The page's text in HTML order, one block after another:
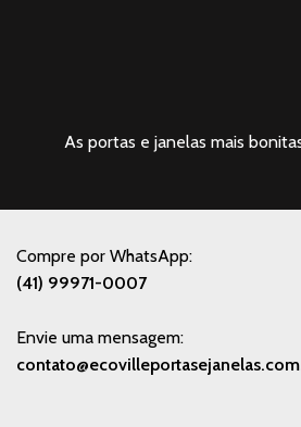
As portas e janelas mais
Compre por WhatsApp:
(41) 99971-0007
Envie uma mensagem: